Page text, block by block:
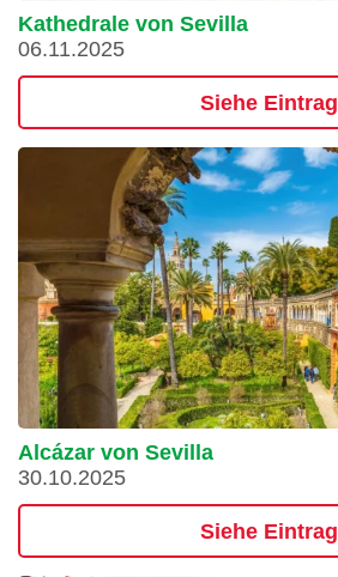
Kathedrale von Sevilla
06.11.2025
Siehe Eintrag
Alcázar von Sevilla
30.10.2025
Siehe Eintrag